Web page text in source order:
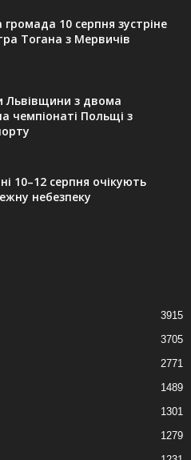
громада 10 серпня зустріне
Тогана з Мервичів
Львівщини з двома
чемпіонаті Польщі з
10–12 серпня очікують
небезпеку
3915
3705
2771
1489
1301
1279